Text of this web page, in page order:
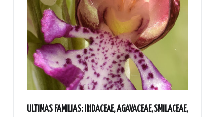
ULTIMAS FAMILIAS: IRIDACEAE, AGAVACEAE, SMILACEAE,